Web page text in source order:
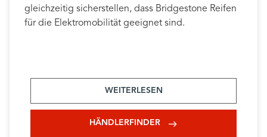
gleichzeitig sicherstellen, dass Bridgestone Reifen
für die Elektromobilität geeignet sind.
WEITERLESEN
HÄNDLERFINDER